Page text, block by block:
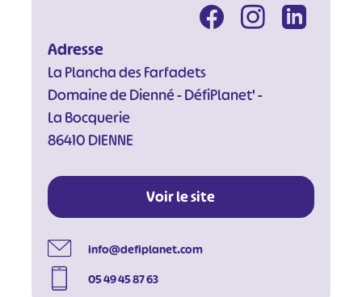
Adresse
La Plancha des Farfadets
Domaine de Dienné - DéfiPlanet' -
La Bocquerie
86410 DIENNE
Voir le site
info@defiplanet.com
05 49 45 87 63